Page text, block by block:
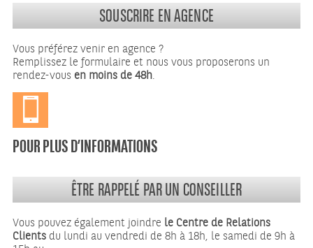
SOUSCRIRE EN AGENCE
Vous préférez venir en agence ?
Remplissez le formulaire et nous vous proposerons un
rendez-vous en moins de 48h.
POUR PLUS D’INFORMATIONS
ÊTRE RAPPELÉ PAR UN CONSEILLER
Vous pouvez également joindre le Centre de Relations
Clients du lundi au vendredi de 8h à 18h, le samedi de 9h à